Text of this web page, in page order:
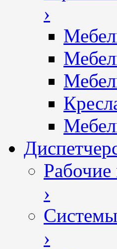
›
Рабочие
›
›